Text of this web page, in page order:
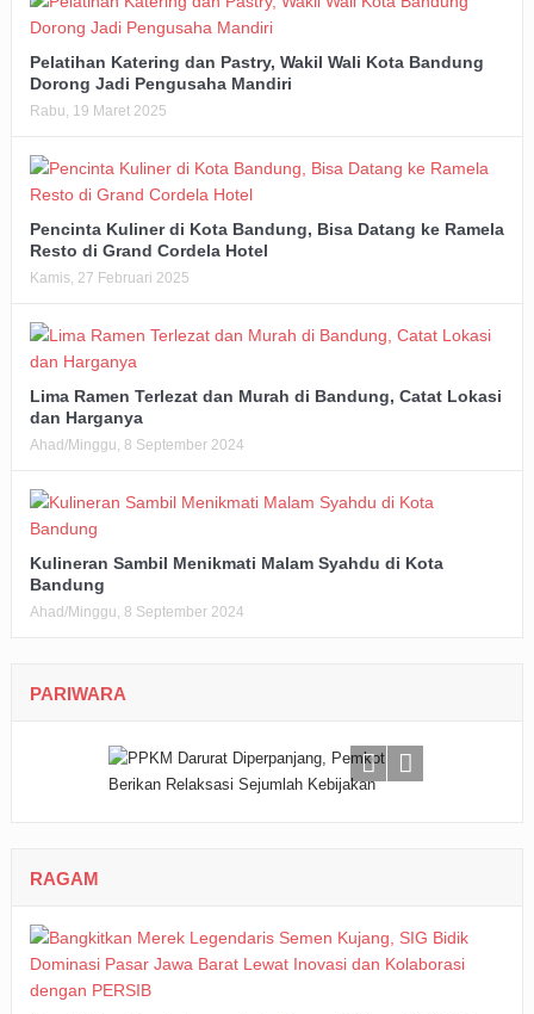
Pelatihan Katering dan Pastry, Wakil Wali Kota Bandung
Dorong Jadi Pengusaha Mandiri
Rabu, 19 Maret 2025
Pencinta Kuliner di Kota Bandung, Bisa Datang ke Ramela
Resto di Grand Cordela Hotel
Kamis, 27 Februari 2025
Lima Ramen Terlezat dan Murah di Bandung, Catat Lokasi
dan Harganya
Ahad/Minggu, 8 September 2024
Kulineran Sambil Menikmati Malam Syahdu di Kota
Bandung
Ahad/Minggu, 8 September 2024
PARIWARA
RAGAM